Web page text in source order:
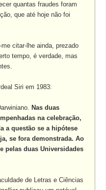
quantas fraudes foram
que até hoje não foi
citar-lhe ainda, prezado
tempo, é verdade, mas
Siri em 1983:
Nas duas
na celebração,
a questão se a hipótese
se fora demonstrada. Ao
pelas duas Universidades
de Letras e Ciências